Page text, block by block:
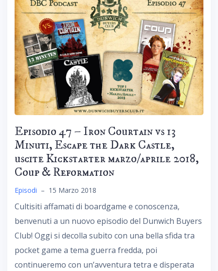
Episodio 47 – Iron Courtain vs 13
Minuti, Escape the Dark Castle,
uscite Kickstarter marzo/aprile 2018,
Coup & Reformation
Episodi – 15 Marzo 2018
Cultisiti affamati di boardgame e conoscenza,
benvenuti a un nuovo episodio del Dunwich Buyers
Club! Oggi si decolla subito con una bella sfida tra
pocket game a tema guerra fredda, poi
continueremo con un’avventura tetra e disperata